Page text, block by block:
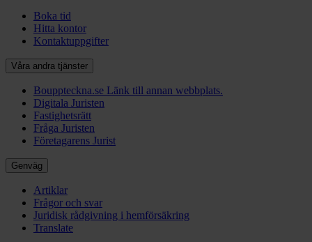
Boka tid
Hitta kontor
Kontaktuppgifter
Våra andra tjänster
Bouppteckna.se Länk till annan webbplats.
Digitala Juristen
Fastighetsrätt
Fråga Juristen
Företagarens Jurist
Genväg
Artiklar
Frågor och svar
Juridisk rådgivning i hemförsäkring
Translate